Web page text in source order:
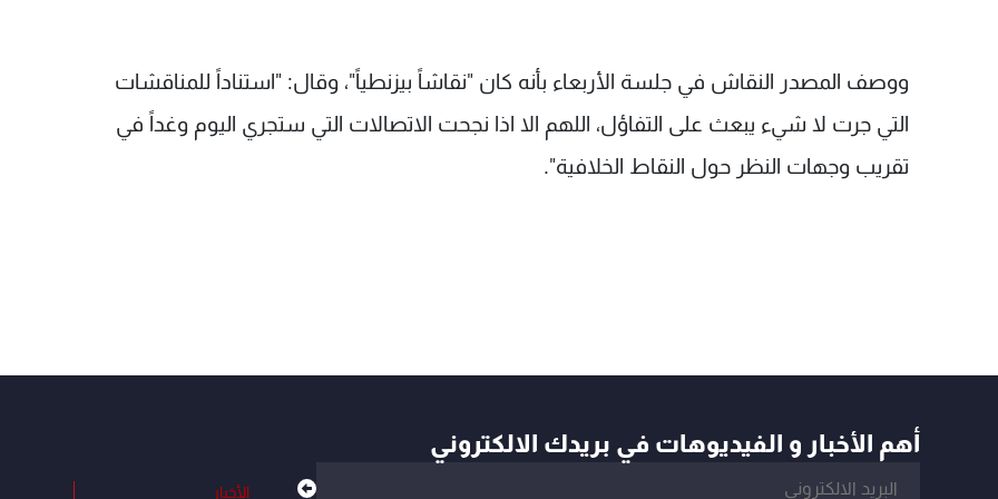
ووصف المصدر النقاش في جلسة الأربعاء بأنه كان "نقاشاً بيزنطياً"، وقال: "استناداً للمناقشات
التي جرت لا شيء يبعث على التفاؤل، اللهم الا اذا نجحت الاتصالات التي ستجري اليوم وغداً في
تقريب وجهات النظر حول النقاط الخلافية".
أهم الأخبار و الفيديوهات في بريدك الالكتروني
الأخبار